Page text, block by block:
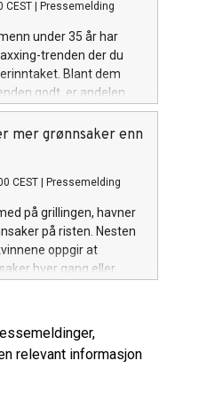
CEST Pressemelding
under 35 år har
trenden der du
Blant dem
godt, er andelen
av fiberrik mat
så høy som blant dem
om den*. Det viser en
mer grønnsaker enn
CEST Pressemelding
på grillingen, havner
på risten. Nesten
oppgir at
hver gang eller
på vegne av
for frukt og grønt.
relevant informasjon